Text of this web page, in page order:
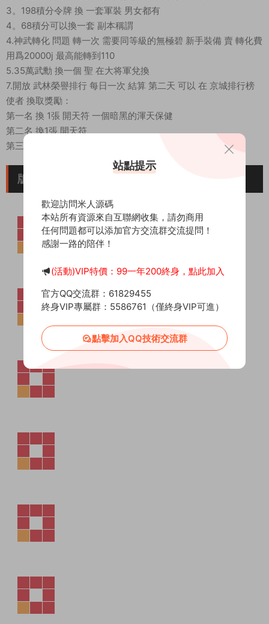
3。198積分令牌 換 一套軍裝 男女都有
4。68積分可以換一套 副本稱謂
4.神武轉化 問題 轉一次 需要同等級的無極碧 新手裝備 賣 轉化費
用爲20000j 最高能轉到110
5.35萬武勳 換一個 聖 在大将軍兌換
7.開放 武林榮譽排行 每日一次 結算 第二天 可以 在 京城排行榜
使者 換取獎勵：
第一名 換 1張 開天符 一個暗黑的渾天保健
第二名 換1張 開天符
第三名 換1張 軒轅
版本截圖
站點提示
歡迎訪問米人源碼
本站所有資源來自互聯網收集，請勿商用
任何問題都可以添加官方交流群交流提問！
感謝一路的陪伴！
(活動)VIP特價：99一年200終身，點此加入
官方QQ交流群：61829455
終身VIP專屬群：5586761（僅終身VIP可進）
點擊加入QQ技術交流群